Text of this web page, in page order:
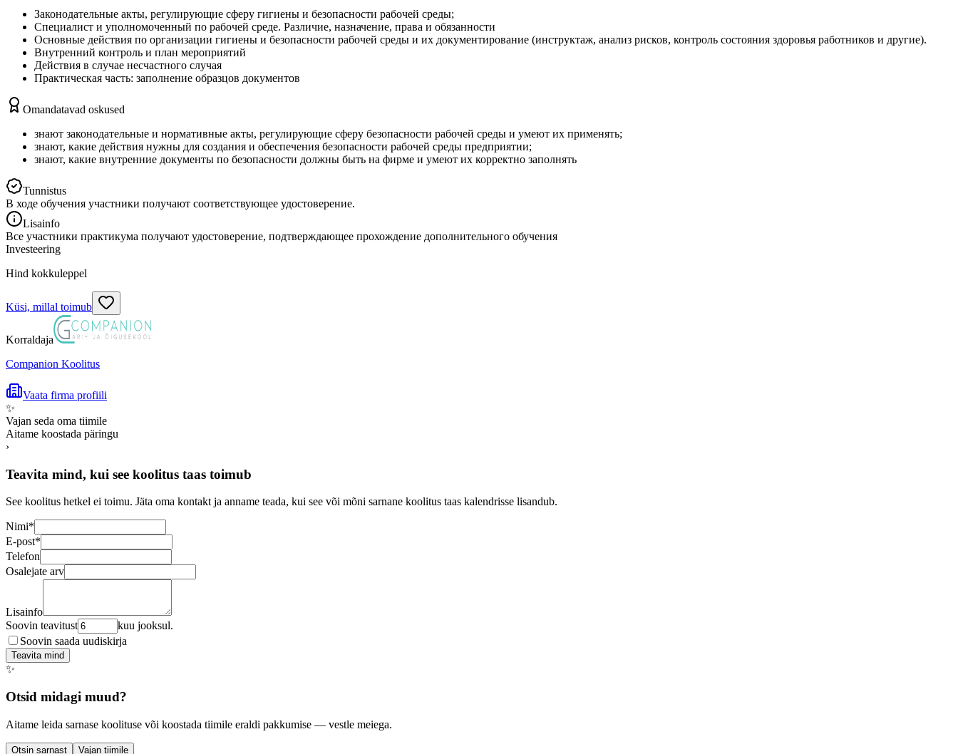
Законодательные акты, регулирующие сферу гигиены и безопасности рабочей среды;
Специалист и уполномоченный по рабочей среде. Различие, назначение, права и обязанности
Основные действия по организации гигиены и безопасности рабочей среды и их документирование (инструктаж, анализ рисков, контроль состояния здоровья работников и другие).
Внутренний контроль и план мероприятий
Действия в случае несчастного случая
Практическая часть: заполнение образцов документов
Omandatavad oskused
знают законодательные и нормативные акты, регулирующие сферу безопасности рабочей среды и умеют их применять;
знают, какие действия нужны для создания и обеспечения безопасности рабочей среды предприятии;
знают, какие внутренние документы по безопасности должны быть на фирме и умеют их корректно заполнять
Tunnistus
В ходе обучения участники получают соответствующее удостоверение.
Lisainfo
Все участники практикума получают удостоверение, подтверждающее прохождение дополнительного обучения
Investeering
Hind kokkuleppel
Küsi, millal toimub
Korraldaja
Companion Koolitus
Vaata firma profiili
✨
Vajan seda oma tiimile
Aitame koostada päringu
›
Teavita mind, kui see koolitus taas toimub
See koolitus hetkel ei toimu. Jäta oma kontakt ja anname teada, kui see või mõni sarnane koolitus taas kalendrisse lisandub.
Nimi*
E-post*
Telefon
Osalejate arv
Lisainfo
Soovin teavitust
kuu jooksul.
Soovin saada uudiskirja
Teavita mind
✨
Otsid midagi muud?
Aitame leida sarnase koolituse või koostada tiimile eraldi pakkumise — vestle meiega.
Otsin sarnast Vajan tiimile